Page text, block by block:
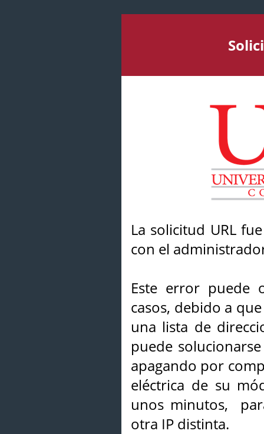
La solicitud URL
con el
Este error puede
casos, debido a
una lista de
puede
apagando por
eléctrica de su
unos minutos,
otra IP distinta.